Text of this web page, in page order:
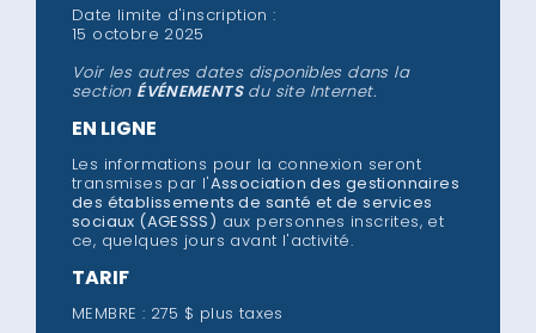
Date limite d'inscription :
15 octobre 2025
Voir les autres dates disponibles dans la
section ÉVÉNEMENTSdu site Internet.
EN LIGNE
Les informations pour la connexion seront
transmises par l'Association des gestionnaires
des établissements de santé et de services
sociaux (AGESSS) aux personnes inscrites, et
ce, quelques jours avant l'activité.
TARIF
MEMBRE : 275 $ plus taxes